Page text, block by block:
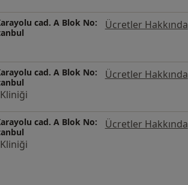
cad. A Blok No:
Ücretler Hakkında
cad. A Blok No:
Ücretler Hakkında
cad. A Blok No:
Ücretler Hakkında